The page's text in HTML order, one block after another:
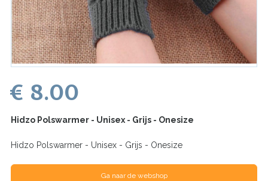
€ 8.00
Hidzo Polswarmer - Unisex - Grijs - Onesize
Hidzo Polswarmer - Unisex - Grijs - Onesize
Ga naar de webshop